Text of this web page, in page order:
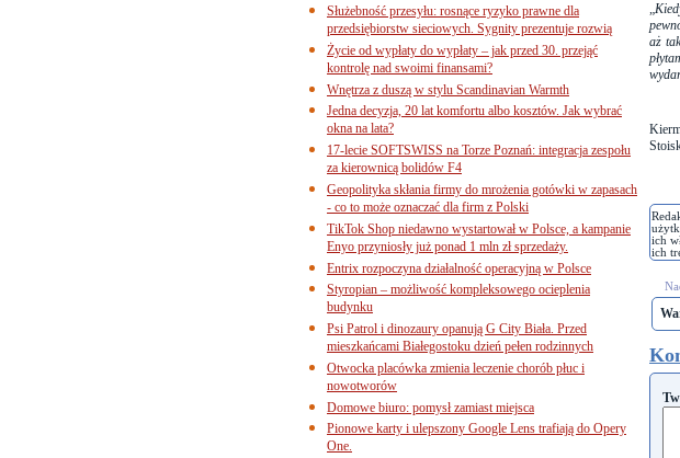
„
aż
ich
ich
Służebność przesyłu: rosnące ryzyko prawne dla
przedsiębiorstw sieciowych. Sygnity prezentuje rozwią
Życie od wypłaty do wypłaty – jak przed 30. przejąć
kontrolę nad swoimi finansami?
Wnętrza z duszą w stylu Scandinavian Warmth
Jedna decyzja, 20 lat komfortu albo kosztów. Jak wybrać
okna na lata?
17-lecie SOFTSWISS na Torze Poznań: integracja zespołu
za kierownicą bolidów F4
Geopolityka skłania firmy do mrożenia gotówki w zapasach
- co to może oznaczać dla firm z Polski
TikTok Shop niedawno wystartował w Polsce, a kampanie
Enyo przyniosły już ponad 1 mln zł sprzedaży.
Entrix rozpoczyna działalność operacyjną w Polsce
Styropian – możliwość kompleksowego ocieplenia
budynku
Psi Patrol i dinozaury opanują G City Biała. Przed
mieszkańcami Białegostoku dzień pełen rodzinnych
Otwocka placówka zmienia leczenie chorób płuc i
nowotworów
Domowe biuro: pomysł zamiast miejsca
Pionowe karty i ulepszony Google Lens trafiają do Opery
One.